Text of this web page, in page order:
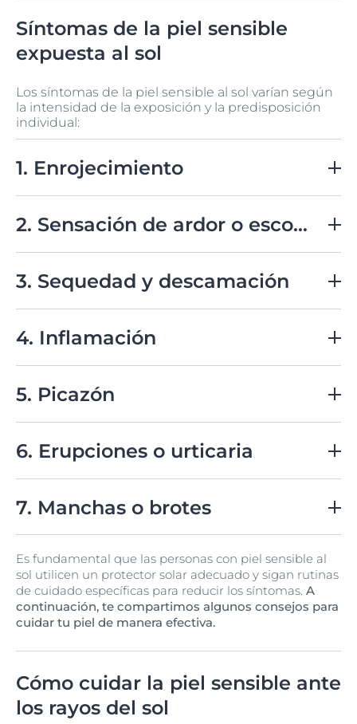
Síntomas de la piel sensible
expuesta al sol
Los síntomas de la piel sensible al sol varían según
la intensidad de la exposición y la predisposición
individual:
1. Enrojecimiento
exposición solar, incluso con poca exposición.
2. Sensación de ardor o escozor
una quemadura o picor.
3. Sequedad y descamación
fácilmente, lo que puede provocar descamación.
4. Inflamación
como respuesta a la irritación por los rayos UV.
5. Picazón
especialmente en áreas más expuestas como la cara y
los brazos.
6. Erupciones o urticaria
pequeñas erupciones o urticaria después de estar al
sol.
7. Manchas o brotes
manchas, brotes de acné o hiperpigmentación en
pieles sensibles.
Es fundamental que las personas con piel sensible al
sol utilicen un protector solar adecuado y sigan rutinas
de cuidado específicas para reducir los síntomas. A
continuación, te compartimos algunos consejos para
cuidar tu piel de manera efectiva.
Cómo cuidar la piel sensible ante
los rayos del sol